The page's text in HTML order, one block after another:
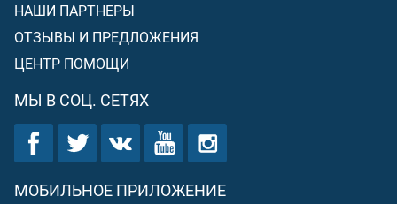
НАШИ ПАРТНЕРЫ
ОТЗЫВЫ И ПРЕДЛОЖЕНИЯ
ЦЕНТР ПОМОЩИ
МЫ В СОЦ. СЕТЯХ
МОБИЛЬНОЕ ПРИЛОЖЕНИЕ